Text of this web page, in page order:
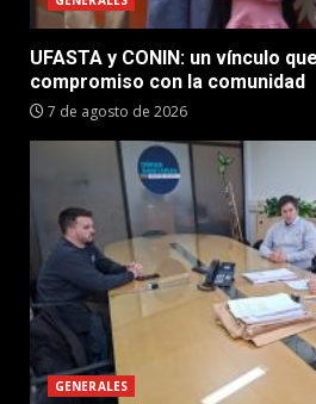
UFASTA y CONIN: un vínculo
compromiso con la comunidad
7 de agosto de 2026
GENERALES